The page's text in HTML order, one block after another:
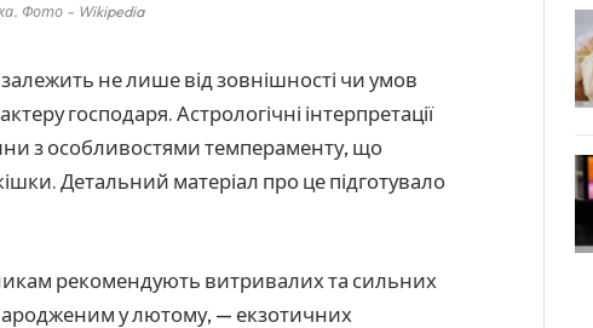
Фото - Wikipedia
не лише від зовнішності чи умов
господаря. Астрологічні інтерпретації
з особливостями темпераменту, що
Детальний матеріал про це підготувало
рекомендують витривалих та сильних
у лютому, — екзотичних